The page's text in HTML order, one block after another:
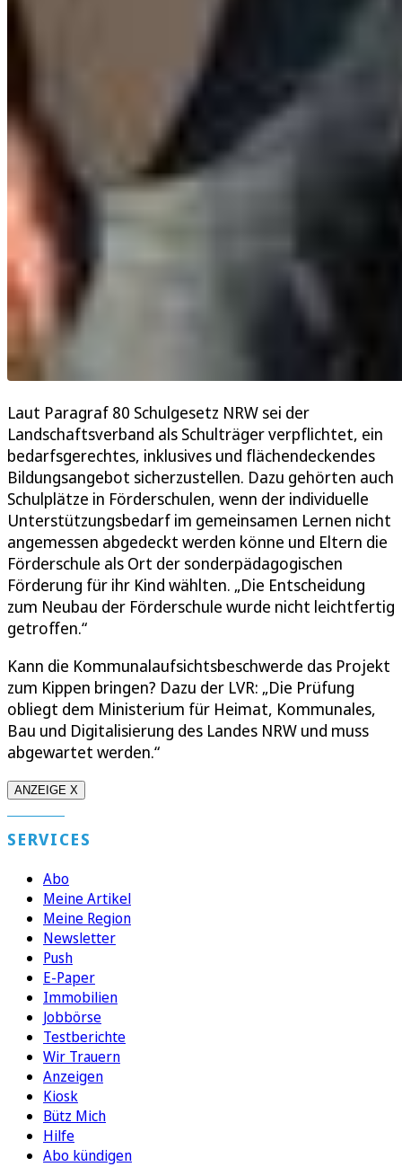
Laut Paragraf 80 Schulgesetz NRW sei der
Landschaftsverband als Schulträger verpflichtet, ein
bedarfsgerechtes, inklusives und flächendeckendes
Bildungsangebot sicherzustellen. Dazu gehörten auch
Schulplätze in Förderschulen, wenn der individuelle
Unterstützungsbedarf im gemeinsamen Lernen nicht
angemessen abgedeckt werden könne und Eltern die
Förderschule als Ort der sonderpädagogischen
Förderung für ihr Kind wählten. „Die Entscheidung
zum Neubau der Förderschule wurde nicht leichtfertig
getroffen.“
Kann die Kommunalaufsichtsbeschwerde das Projekt
zum Kippen bringen? Dazu der LVR: „Die Prüfung
obliegt dem Ministerium für Heimat, Kommunales,
Bau und Digitalisierung des Landes NRW und muss
abgewartet werden.“
ANZEIGE X
SERVICES
Abo
Meine Artikel
Meine Region
Newsletter
Push
E-Paper
Immobilien
Jobbörse
Testberichte
Wir Trauern
Anzeigen
Kiosk
Bütz Mich
Hilfe
Abo kündigen